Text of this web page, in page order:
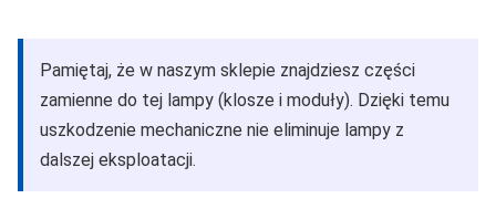
Pamiętaj, że w naszym sklepie znajdziesz części
zamienne do tej lampy (klosze i moduły). Dzięki temu
uszkodzenie mechaniczne nie eliminuje lampy z
dalszej eksploatacji.